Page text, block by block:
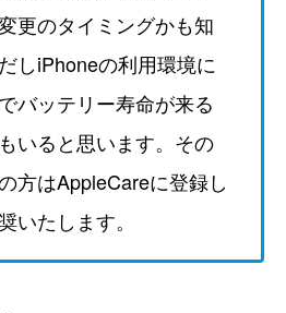
更のタイミングかも知
しiPhoneの利用環境に
バッテリー寿命が来る
いると思います。その
方はAppleCareに登録し
いたします。